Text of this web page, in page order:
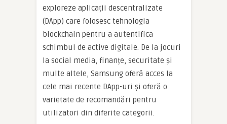
exploreze aplicații descentralizate
(DApp) care folosesc tehnologia
blockchain pentru a autentifica
schimbul de active digitale. De la jocuri
la social media, finanțe, securitate și
multe altele, Samsung oferă acces la
cele mai recente DApp-uri și oferă o
varietate de recomandări pentru
utilizatori din diferite categorii.